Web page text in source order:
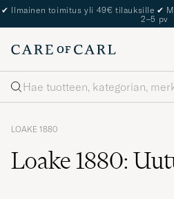
✔ Ilmainen toimitus yli 49€ tilauksille ✔
2–5 pv
Haku
LOAKE 1880
Loake 1880: